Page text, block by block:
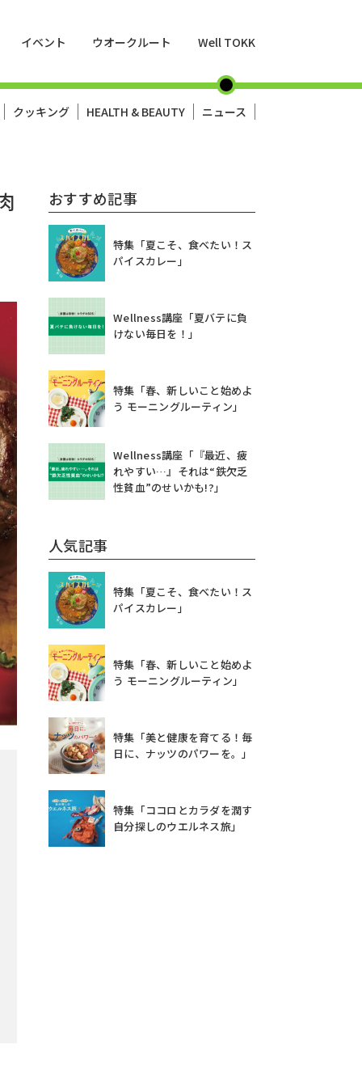
イベント ウオークルート Well TOKK
クッキング HEALTH & BEAUTY ニュース
おすすめ記事
特集「夏こそ、食べたい！ス
パイスカレー」
Wellness講座「夏バテに負
けない毎日を！」
特集「春、新しいこと始めよ
う モーニングルーティン」
Wellness講座「『最近、疲
れやすい…』それは“鉄欠乏
性貧血”のせいかも!?」
人気記事
特集「夏こそ、食べたい！ス
パイスカレー」
特集「春、新しいこと始めよ
う モーニングルーティン」
特集「美と健康を育てる！毎
日に、ナッツのパワーを。」
特集「ココロとカラダを潤す
自分探しのウエルネス旅」